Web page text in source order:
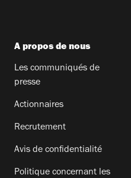
A propos de nous
Les communiqués de
presse
Actionnaires
Recrutement
Avis de confidentialité
Politique concernant les